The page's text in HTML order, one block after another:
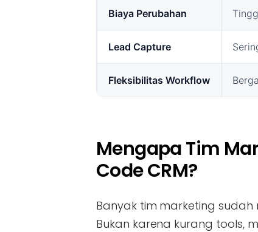
Biaya Perubahan
Lead Capture
Fleksibilitas Workflow
Mengapa Tim
Code CRM?
Banyak tim marketing
Bukan karena kurang tools,